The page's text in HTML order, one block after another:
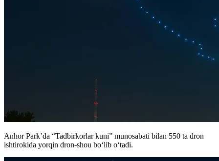
Anhor Park’da “Tadbirkorlar kuni” munosabati bilan 550 ta dron
ishtirokida yorqin dron-shou boʻlib oʻtadi.